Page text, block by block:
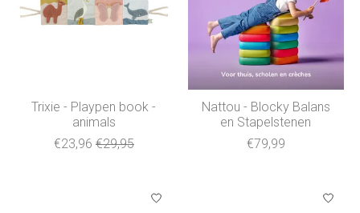
Trixie - Playpen book -
animals
€23,96 €29,95
Nattou - Blocky Balans
en Stapelstenen
€79,99